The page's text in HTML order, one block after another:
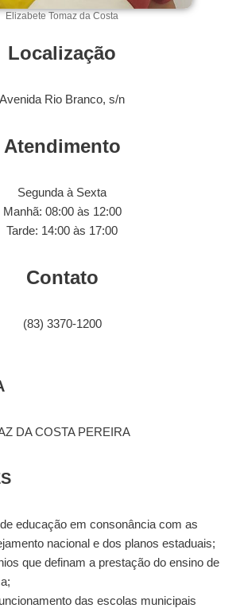
Elizabete Tomaz da Costa
Localização
Avenida Rio Branco, s/n
Atendimento
Segunda à Sexta
Manhã: 08:00 às 12:00
Tarde: 14:00 às 17:00
Contato
(83) 3370-1200
DA COSTA PEREIRA
educação em consonância com as
nacional e dos planos estaduais;
que definam a prestação do ensino de
das escolas municipais